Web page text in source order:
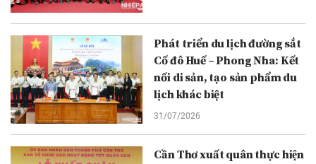
Phát triển du lịch đường sắt
Cố đô Huế – Phong Nha: Kết
nối di sản, tạo sản phẩm du
lịch khác biệt
31/07/2026
Cần Thơ xuất quân thực hiện